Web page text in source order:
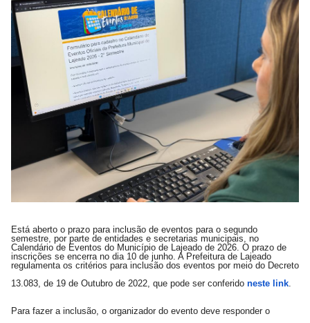
Está aberto o prazo para inclusão de eventos para o segundo
semestre, por parte de entidades e secretarias municipais, no
Calendário de Eventos do Município de Lajeado de 2026. O prazo de
inscrições se encerra no dia 10 de junho. A Prefeitura de Lajeado
regulamenta os critérios para inclusão dos eventos por meio do Decreto
13.083, de 19 de Outubro de 2022, que pode ser conferido neste link.
Para fazer a inclusão, o organizador do evento deve responder o